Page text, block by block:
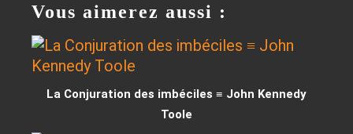
Vous aimerez aussi :
La Conjuration des imbéciles ≡ John Kennedy
Toole